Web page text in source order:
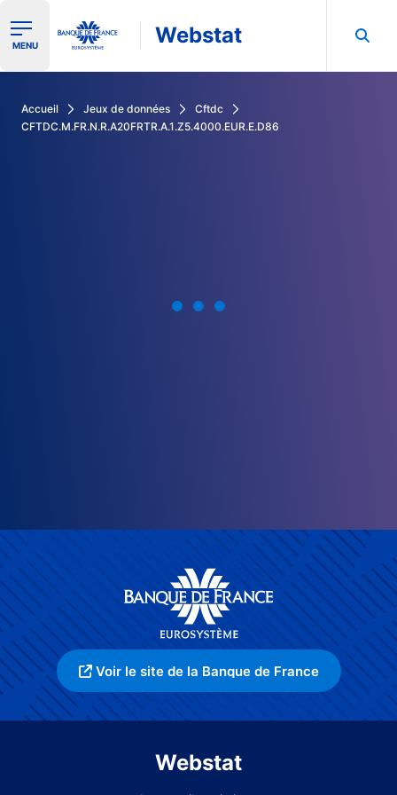
Ouvrir le menu de navigation
MENU Webstat
Accueil Jeux de données
Cftdc
CFTDC.M.FR.N.R.A20FRTR.A.1.Z5.4000.EUR.E.D86
Voir le site de la Banque de France
Webstat